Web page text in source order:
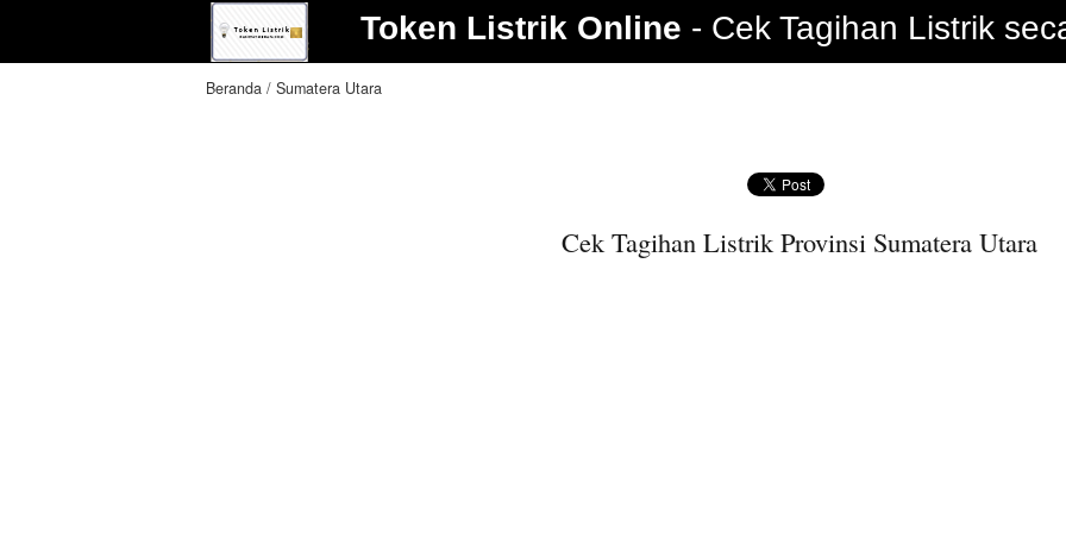
Token Listrik Online Cek Tagihan Listrik
Beranda Sumatera Utara
Cek Tagihan Listrik Provinsi Sumatera Utara